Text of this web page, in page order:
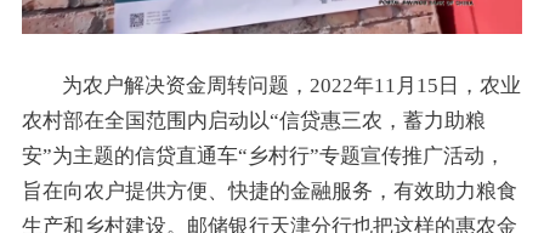
为农户解决资金周转问题，2022年11月15日，农业
农村部在全国范围内启动以“信贷惠三农，蓄力助粮
安”为主题的信贷直通车“乡村行”专题宣传推广活动，
旨在向农户提供方便、快捷的金融服务，有效助力粮食
生产和乡村建设。邮储银行天津分行也把这样的惠农金